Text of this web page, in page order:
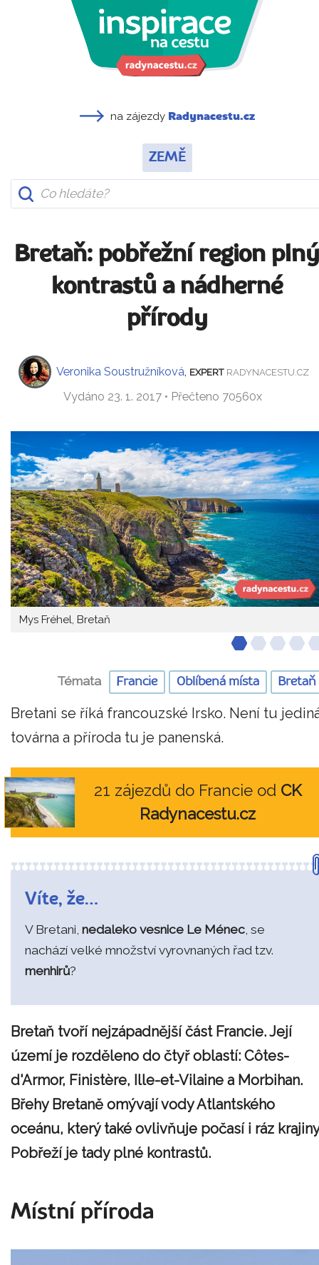
na zájezdy Radynacestu.cz
ZEMĚ
Bretaň: pobřežní region
kontrastů a nádherné
přírody
Veronika Soustružníková EXPERT RADYNACESTU.CZ
Vydáno 23. 1. 2017 • Přečteno 70560x
Mys Fréhel, Bretaň
Témata Francie Oblíbená místa Bretaň
Bretani se říká francouzské Irsko. Není tu
továrna a příroda tu je panenská.
21 zájezdů do Francie od CK
Radynacestu.cz
Víte, že…
V Bretani, nedaleko vesnice Le Ménec, se
nachází velké množství vyrovnaných řad tzv.
menhirů?
Bretaň tvoří nejzápadnější část Francie. Její
území je rozděleno do čtyř oblastí: Côtes-
d'Armor, Finistère, Ille-et-Vilaine a Morbihan.
Břehy Bretaně omývají vody Atlantského
oceánu, který také ovlivňuje počasí i ráz
Pobřeží je tady plné kontrastů.
Místní příroda